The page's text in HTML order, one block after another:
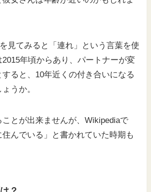
見てみると「連れ」という言葉を使
年頃からあり、パートナーが変
ると、10年近くの付き合いになる
うか。
ことが出来ませんが、Wikipediaで
住んでいる」と書かれていた時期も